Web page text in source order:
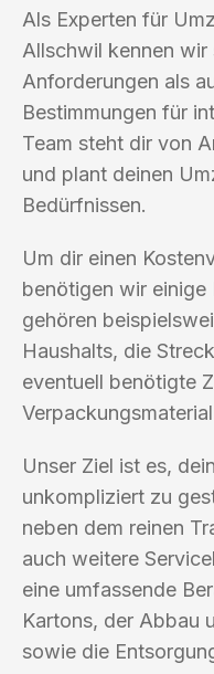
Als Experten für
Allschwil kennen
Anforderungen als
Bestimmungen für
Team steht dir von
und plant deinen
Bedürfnissen.
Um dir einen
benötigen wir einige
gehören
Haushalts, die
eventuell benötigte
Unser Ziel ist es,
unkompliziert zu
neben dem reinen
auch weitere
eine umfassende
Kartons, der Abbau
sowie die